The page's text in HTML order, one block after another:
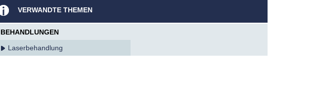
VERWANDTE THEMEN
BEHANDLUNGEN
Laserbehandlung